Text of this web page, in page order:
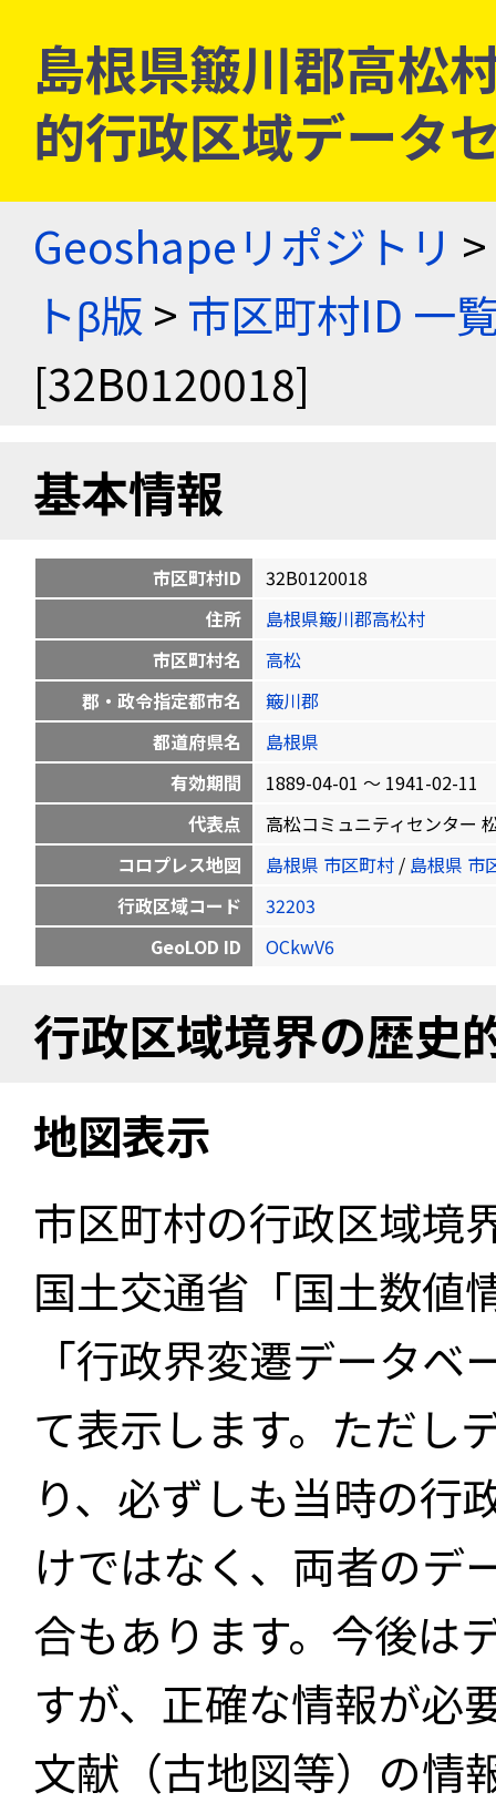
島根県簸川郡高松
的行政区域データ
Geoshapeリポジトリ >
トβ版 > 市区町村ID 一
[32B0120018]
基本情報
市区町村ID
32B0120018
住所
島根県簸川郡高松村
市区町村名
高松
郡・政令指定都市名
簸川郡
都道府県名
島根県
有効期間
1889-04-01 〜 1941-02-11
代表点
高松コミュニティセンター
コロプレス地図
島根県 市区町村 / 島根県 市
行政区域コード
32203
GeoLOD ID
OCkwV6
行政区域境界の歴史
地図表示
市区町村の行政区域境
国土交通省「国土数値
「行政界変遷データ
て表示します。ただし
り、必ずしも当時の行
けではなく、両者のデ
合もあります。今後は
すが、正確な情報が必
文献（古地図等）の情